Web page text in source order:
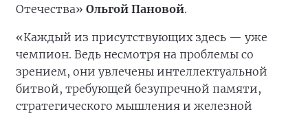
Отечества» Ольгой Пановой.
«Каждый из присутствующих здесь — уже
чемпион. Ведь несмотря на проблемы со
зрением, они увлечены интеллектуальной
битвой, требующей безупречной памяти,
стратегического мышления и железной